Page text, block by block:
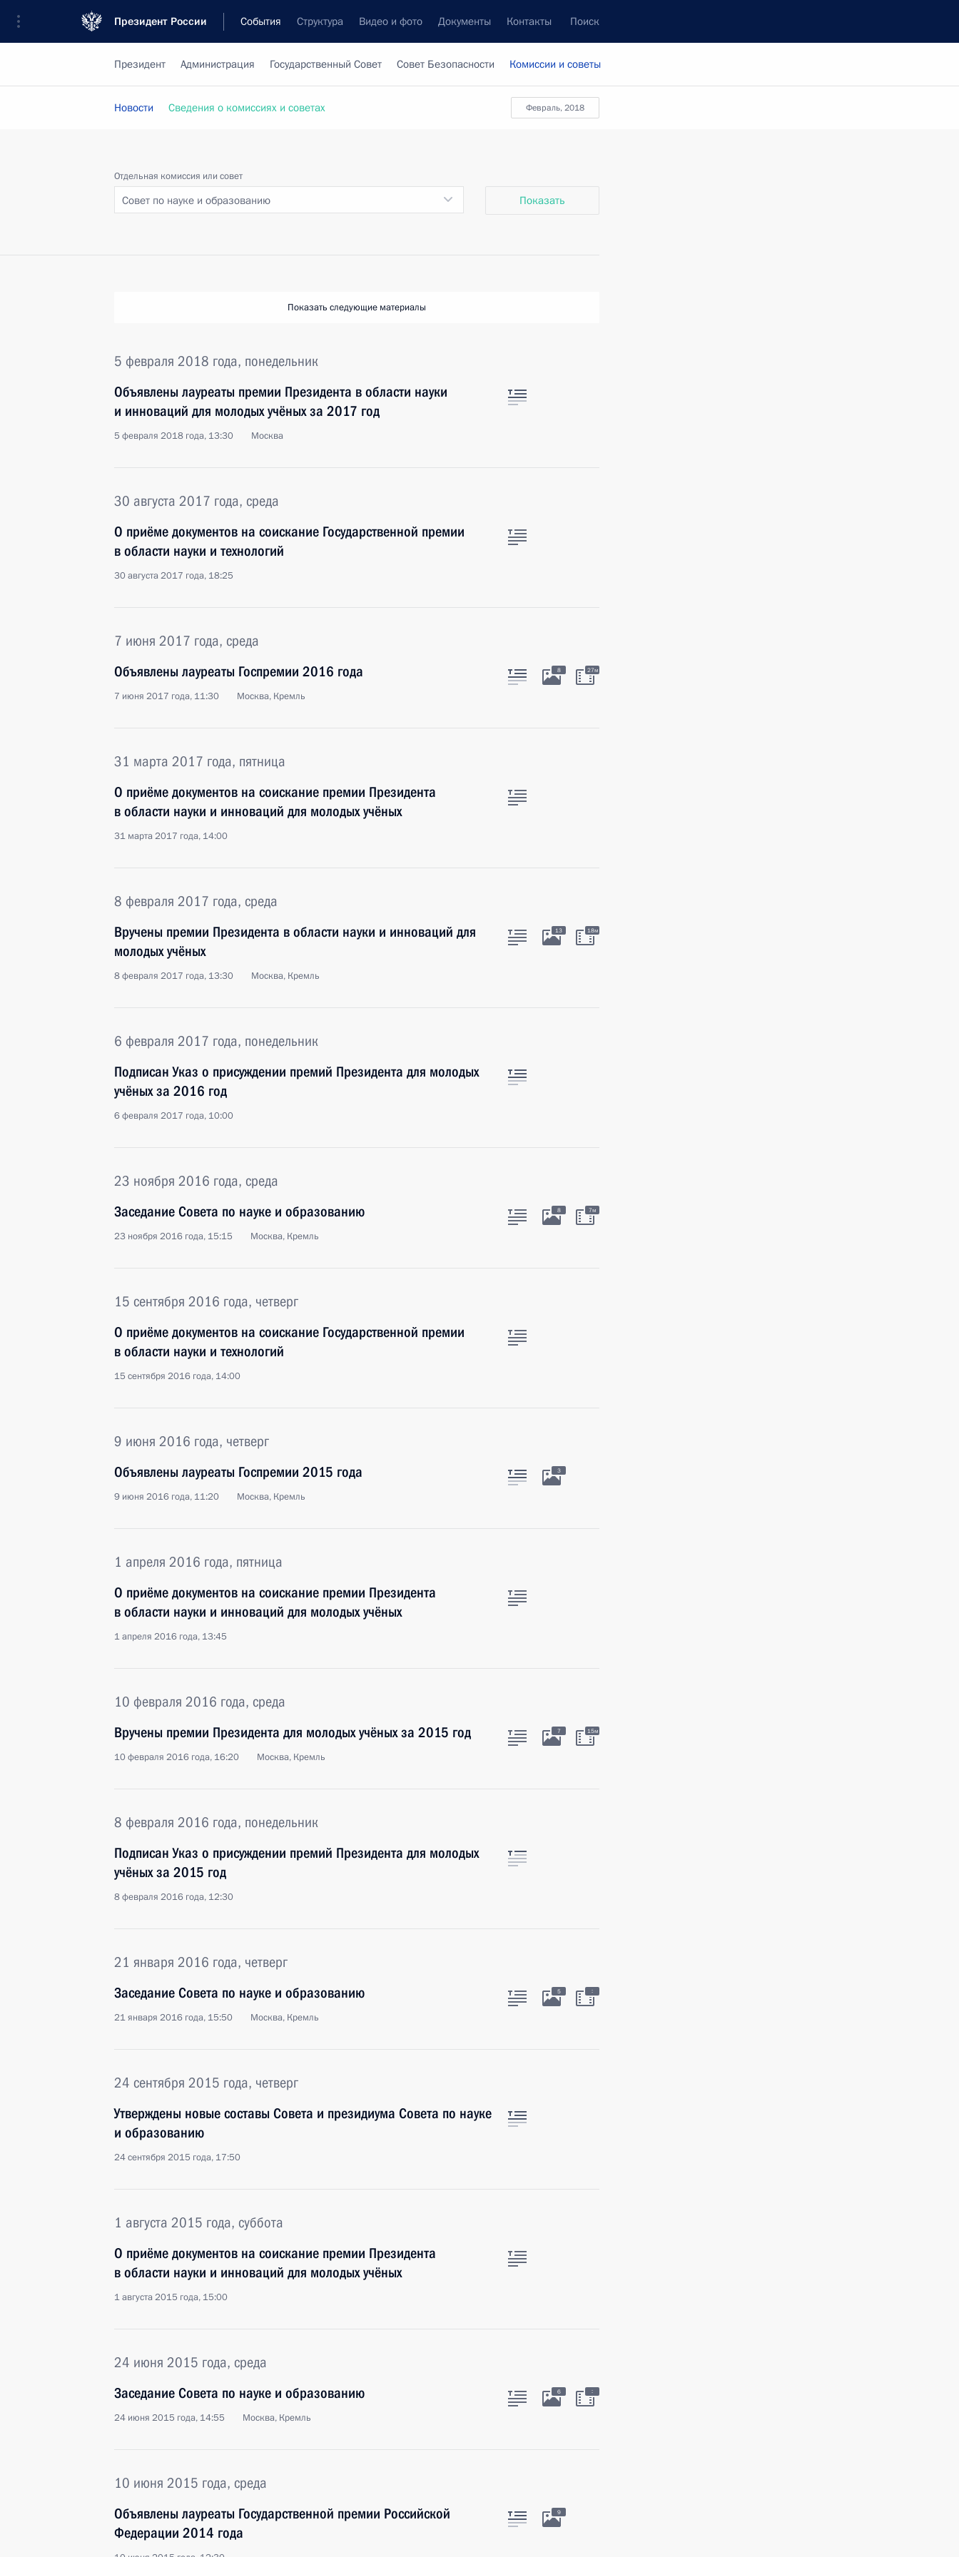
Президент России События Структура Видео и фото Документы Контакты Поиск
Президент Администрация Государственный Совет Совет Безопасности Комиссии и советы
февраль, 2018
Новости Сведения о комиссиях и советах
Отдельная комиссия или совет
Совет по науке и образованию Показать
Показать следующие материалы
5 февраля 2018 года, понедельник
Объявлены лауреаты премии Президента в области науки
и инноваций для молодых учёных за 2017 год
5 февраля 2018 года, 13:30 Москва
30 августа 2017 года, среда
О приёме документов на соискание Государственной премии
в области науки и технологий
30 августа 2017 года, 18:25
7 июня 2017 года, среда
Объявлены лауреаты Госпремии 2016 года
7 июня 2017 года, 11:30 Москва, Кремль
8 27м
31 марта 2017 года, пятница
О приёме документов на соискание премии Президента
в области науки и инноваций для молодых учёных
31 марта 2017 года, 14:00
8 февраля 2017 года, среда
Вручены премии Президента в области науки и инноваций для
молодых учёных
8 февраля 2017 года, 13:30 Москва, Кремль
13 18м
6 февраля 2017 года, понедельник
Подписан Указ о присуждении премий Президента для молодых
учёных за 2016 год
6 февраля 2017 года, 10:00
23 ноября 2016 года, среда
Заседание Совета по науке и образованию
23 ноября 2016 года, 15:15 Москва, Кремль
8 7м
15 сентября 2016 года, четверг
О приёме документов на соискание Государственной премии
в области науки и технологий
15 сентября 2016 года, 14:00
9 июня 2016 года, четверг
Объявлены лауреаты Госпремии 2015 года
9 июня 2016 года, 11:20 Москва, Кремль
3
1 апреля 2016 года, пятница
О приёме документов на соискание премии Президента
в области науки и инноваций для молодых учёных
1 апреля 2016 года, 13:45
10 февраля 2016 года, среда
Вручены премии Президента для молодых учёных за 2015 год
10 февраля 2016 года, 16:20 Москва, Кремль
7 15м
8 февраля 2016 года, понедельник
Подписан Указ о присуждении премий Президента для молодых
учёных за 2015 год
8 февраля 2016 года, 12:30
21 января 2016 года, четверг
Заседание Совета по науке и образованию
21 января 2016 года, 15:50 Москва, Кремль
5 :
24 сентября 2015 года, четверг
Утверждены новые составы Совета и президиума Совета по науке
и образованию
24 сентября 2015 года, 17:50
1 августа 2015 года, суббота
О приёме документов на соискание премии Президента
в области науки и инноваций для молодых учёных
1 августа 2015 года, 15:00
24 июня 2015 года, среда
Заседание Совета по науке и образованию
24 июня 2015 года, 14:55 Москва, Кремль
6 :
10 июня 2015 года, среда
Объявлены лауреаты Государственной премии Российской
Федерации 2014 года
9